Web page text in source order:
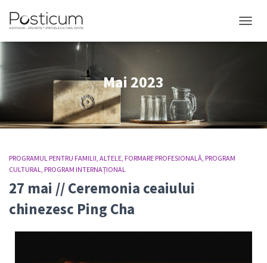
Mai 2023
PROGRAMUL PENTRU FAMILII ALTELE FORMARE PROFESIONALĂ PROGRAM
CULTURAL PROGRAM INTERNAȚIONAL
27 mai // Ceremonia ceaiului
chinezesc Ping Cha